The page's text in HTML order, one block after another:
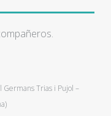
Trias i Pujol –